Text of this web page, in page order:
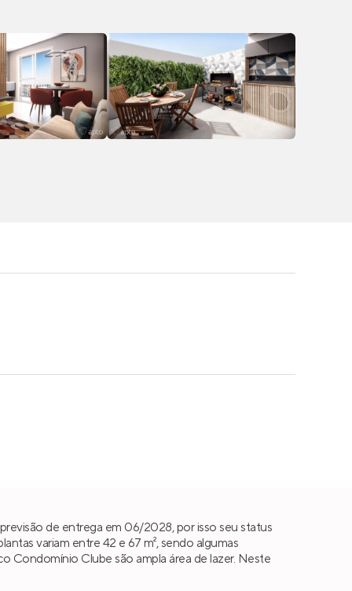
de entrega em 06/2028, por isso seu status
variam entre 42 e 67 m², sendo algumas
Condomínio Clube são ampla área de lazer. Neste